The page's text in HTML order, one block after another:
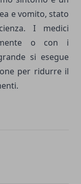
e vomito, stato
I medici
o con i
si esegue
per ridurre il